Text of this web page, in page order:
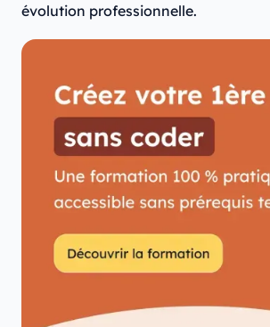
évolution professionnelle.